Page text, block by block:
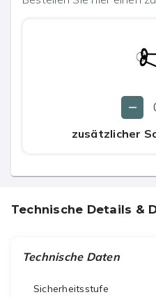
zusätzlicher
Technische Details &
Technische Daten
Sicherheitsstufe